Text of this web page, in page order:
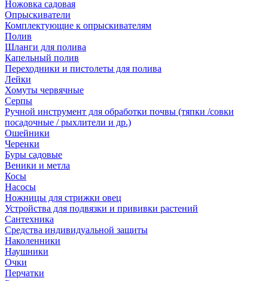
Ножовка садовая
Опрыскиватели
Комплектующие к опрыскивателям
Полив
Шланги для полива
Капельный полив
Переходники и пистолеты для полива
Лейки
Хомуты червячные
Серпы
Ручной инструмент для обработки почвы (тяпки /совки
посадочные / рыхлители и др.)
Ошейники
Черенки
Буры садовые
Веники и метла
Косы
Насосы
Ножницы для стрижки овец
Устройства для подвязки и прививки растений
Сантехника
Средства индивидуальной защиты
Наколенники
Наушники
Очки
Перчатки